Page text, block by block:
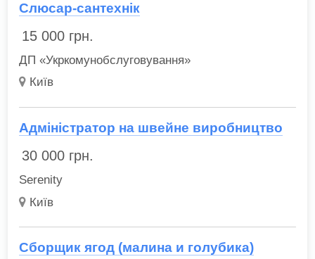
Слюсар-сантехнік
15 000 грн.
ДП «Укркомунобслуговування»
Київ
Адміністратор на швейне виробництво
30 000 грн.
Serenity
Київ
Сборщик ягод (малина и голубика)